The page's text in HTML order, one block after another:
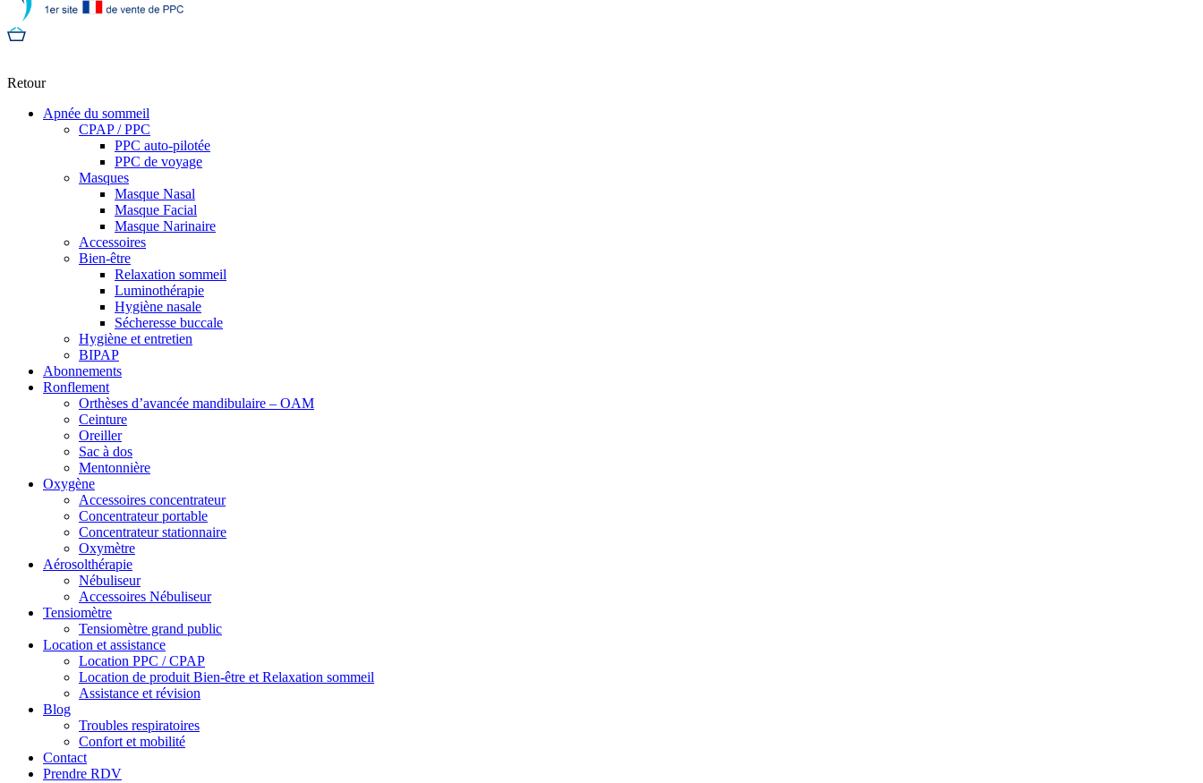
Retour
Apnée du sommeil
CPAP / PPC
PPC auto-pilotée
PPC de voyage
Masques
Masque Nasal
Masque Facial
Masque Narinaire
Accessoires
Bien-être
Relaxation sommeil
Luminothérapie
Hygiène nasale
Sécheresse buccale
Hygiène et entretien
BIPAP
Abonnements
Ronflement
Orthèses d’avancée mandibulaire – OAM
Ceinture
Oreiller
Sac à dos
Mentonnière
Oxygène
Accessoires concentrateur
Concentrateur portable
Concentrateur stationnaire
Oxymètre
Aérosolthérapie
Nébuliseur
Accessoires Nébuliseur
Tensiomètre
Tensiomètre grand public
Location et assistance
Location PPC / CPAP
Location de produit Bien-être et Relaxation sommeil
Assistance et révision
Blog
Troubles respiratoires
Confort et mobilité
Contact
Prendre RDV